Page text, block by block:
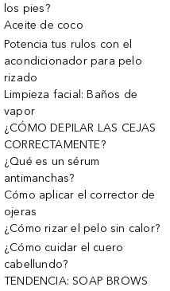
los pies?
Aceite de coco
Potencia tus rulos con el
acondicionador para pelo
rizado
Limpieza facial: Baños de
vapor
¿CÓMO DEPILAR LAS CEJAS
CORRECTAMENTE?
¿Qué es un sérum
antimanchas?
Cómo aplicar el corrector de
ojeras
¿Cómo rizar el pelo sin calor?
¿Cómo cuidar el cuero
cabellundo?
TENDENCIA: SOAP BROWS